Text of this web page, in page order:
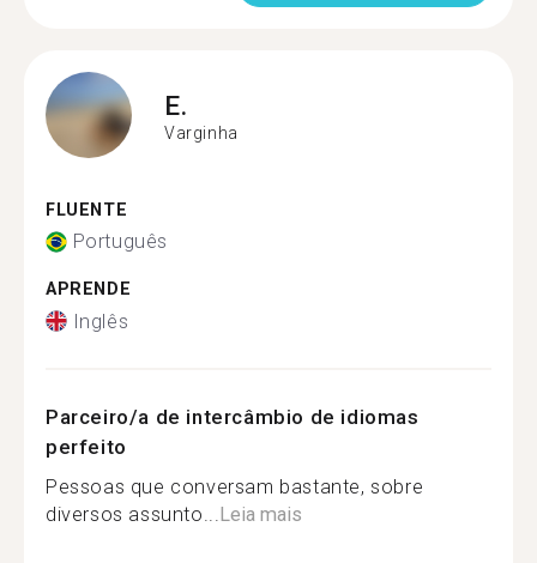
E.
Varginha
FLUENTE
Português
APRENDE
Inglês
Parceiro/a de intercâmbio de idiomas
perfeito
Pessoas que conversam bastante, sobre
diversos assunto... Leia mais